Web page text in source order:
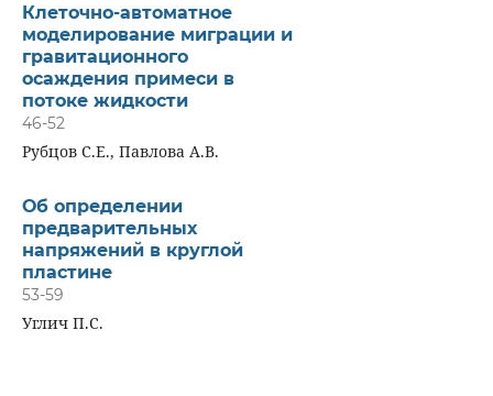
Клеточно-автоматное
моделирование миграции и
гравитационного
осаждения примеси в
потоке жидкости
46-52
Рубцов С.Е., Павлова А.В.
Об определении
предварительных
напряжений в круглой
пластине
53-59
Углич П.С.